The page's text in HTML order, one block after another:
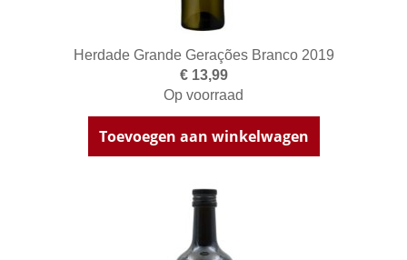
Herdade Grande Gerações Branco 2019
€ 13,99
Op voorraad
Toevoegen aan winkelwagen